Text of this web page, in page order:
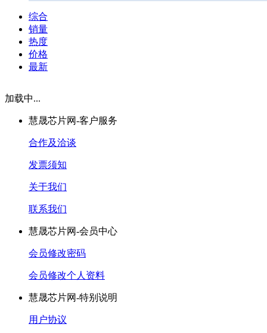
综合
销量
热度
价格
最新
加载中...
慧晟芯片网-客户服务
合作及洽谈
发票须知
关于我们
联系我们
慧晟芯片网-会员中心
会员修改密码
会员修改个人资料
慧晟芯片网-特别说明
用户协议